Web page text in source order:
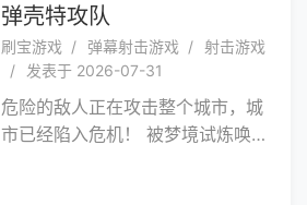
弹壳特攻队
刷宝游戏 弹幕射击游戏
射击游戏
发表于 2026-07-31
危险的敌人正在攻击整个城市，城
市已经陷入危机！ 被梦境试炼唤